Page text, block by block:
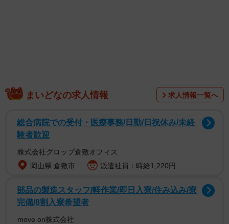
さすがに「ボク、ど冷えもん」とはしゃべらないが、こ
まざまな容器の形状に対応できるマルチストック方式を業
界で初めて採用しているところ。冷凍商品を収めるストッ
カーのバリエーションが４パターンあるため、一般的な冷
凍食品のみならず、サイズの異なる人気ご当地メニューな
だ。
見た目はいたって普通で重さは２８０キロ。サイズは幅
まいどなの求人情報 求人情報一覧へ
総合病院での受付・医療事務/日勤/日祝休み/未経
験者歓迎
株式会社グロップ倉敷オフィス
岡山県 倉敷市
派遣社員：時給1,220円
部品の製造スタッフ/軽作業/即日入寮/住み込み/寮
完備/8割入寮希望者
move on株式会社